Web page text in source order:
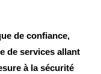
de confiance,
de services allant
à la sécurité